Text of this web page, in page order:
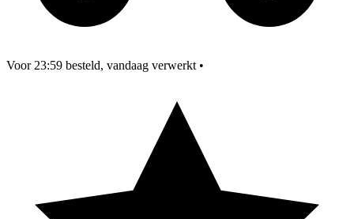
Voor 23:59 besteld, vandaag verwerkt •